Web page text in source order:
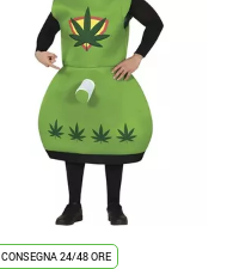
CONSEGNA 24/48 ORE